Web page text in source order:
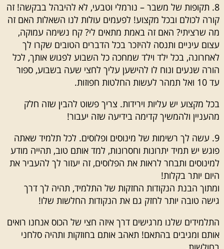
8. תקופות של משבר – נורמלי וטבעי, לא להיבהל בבקשה! זה
קורה לכולם ובכל מקצוע! לפעמים עולות לנו השאלות האם זה
מה שרציתי? האם זה באמת מתאים לי? קח נשימה עמוקה,
עצום עיניים ותנסה להיזכר בכל הדברים הטובים שקרו לך
לאחרונה, בכל ילד וילד שמחכה כל השבוע לפגוש אותך, לכל
הורה שנעים ונוח לו להישען עליך לחצי שעה בשבוע, ספור
עד 10 ואל תמהר לעשות החלטות חפוזות.
בכל מקצוע יש עליות וירידות. צריך פשוט להבין שזה חלק
מהעניין ולהמשיך קדימה בידיעה שזה יעבור!
9. עשה לך רשימות של מינוסים ופלוסים. לכל תלמיד שאתה
פוגש יש תמיד יתרונות וחסרונות, למד אותם טוב, תהייה מודע
למינוסים ותבחר לראות את הפלוסים, זה יעזור לך להעביר את
היום יותר בקלות!
ומתוך הבנת הנקודות החזקות של התלמיד, תהיה לך דרך
גישה טובה יותר לחזק גם את הנקודות החלשות שלו!
התלמידים שלנו מרגישים דרך איזה חצי של הכוס אנחנו רואים
אותם ומגיבים בהתאם! תאהב אותם בחוזקות ותהיה סלחני